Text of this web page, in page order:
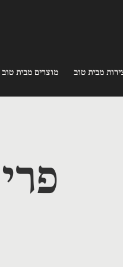
מוצרים מבית טוב מבית טוב